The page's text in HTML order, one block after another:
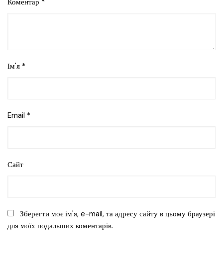
Ім'я *
Email *
Сайт
Зберегти моє ім'я, e-mail, та адресу сайту в цьому браузері
для моїх подальших коментарів.